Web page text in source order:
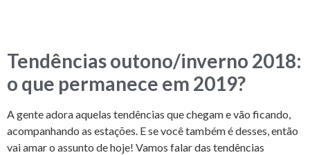
Tendências outono/inverno 2018:
o que permanece em 2019?
A gente adora aquelas tendências que chegam e vão ficando,
acompanhando as estações. E se você também é desses, então
vai amar o assunto de hoje! Vamos falar das tendências